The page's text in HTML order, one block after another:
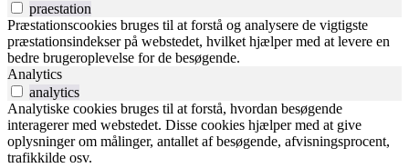
praestation
Præstationscookies bruges til at forstå og analysere de vigtigste
præstationsindekser på webstedet, hvilket hjælper med at levere en
bedre brugeroplevelse for de besøgende.
Analytics
analytics
Analytiske cookies bruges til at forstå, hvordan besøgende
interagerer med webstedet. Disse cookies hjælper med at give
oplysninger om målinger, antallet af besøgende, afvisningsprocent,
trafikkilde osv.